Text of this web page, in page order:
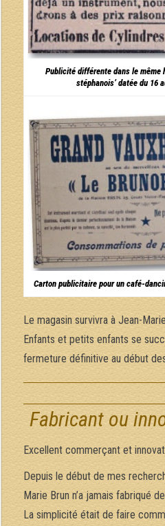
Publicité différente dans le même
stéphanois’ datée du 16
Carton publicitaire pour un café-
Le magasin survivra à Jean-
Enfants et petits enfants se
fermeture définitive au début
Fabricant ou
Excellent commerçant et
Depuis le début de mes
Marie Brun n’a jamais fabriqué
La simplicité était de faire